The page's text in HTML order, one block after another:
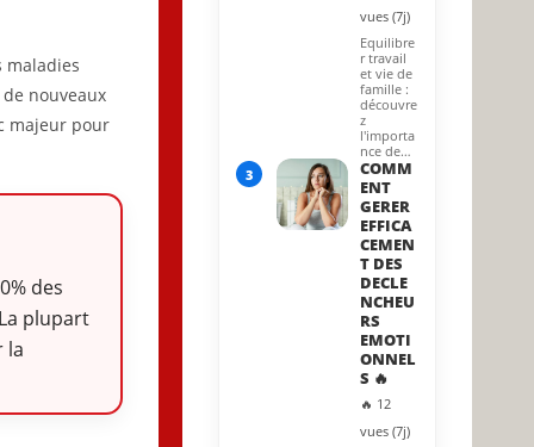
maladies
nouveaux
majeur pour
des
plupart
la
vues (7j)
Equilibre
r travail
et vie de
famille :
découvre
z
l'importa
nce de…
3
COMM
ENT
GERER
EFFICA
CEMEN
T DES
DECLE
NCHEU
RS
EMOTI
ONNEL
S 🔥
🔥 12
vues (7j)